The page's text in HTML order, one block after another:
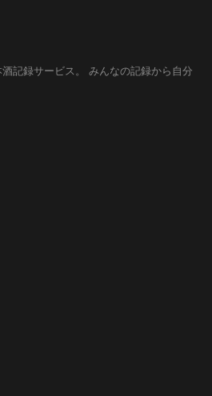
記録サービス。
みんなの記録から自分